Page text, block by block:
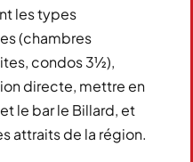
les types
(chambres
condos 3½),
directe, mettre en
le bar le Billard, et
attraits de la région.